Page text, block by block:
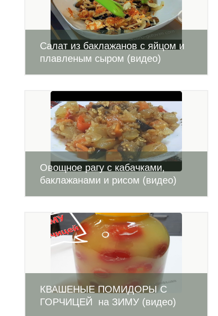
Салат из баклажанов с яйцом и
плавленым сыром (видео)
Овощное рагу с кабачками,
баклажанами и рисом (видео)
КВАШЕНЫЕ ПОМИДОРЫ С
ГОРЧИЦЕЙ на ЗИМУ (видео)